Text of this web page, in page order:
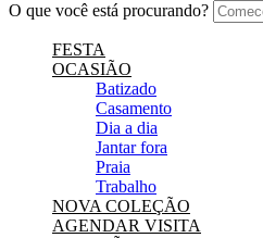
O que você está procurando?
FESTA
OCASIÃO
Batizado
Casamento
Dia a dia
Jantar fora
Praia
Trabalho
NOVA COLEÇÃO
AGENDAR VISITA